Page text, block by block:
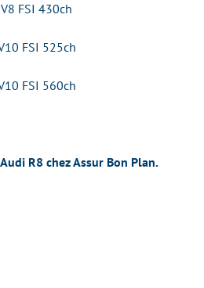
FSI 430ch
FSI 525ch
FSI 560ch
R8 chez Assur Bon Plan.